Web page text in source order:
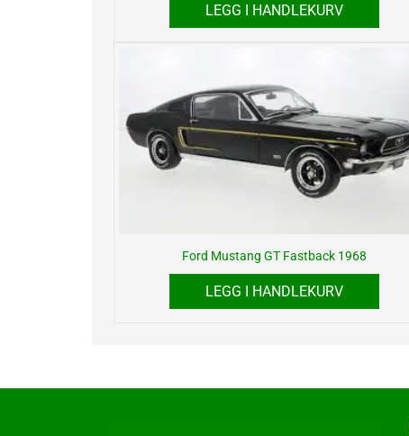
LEGG I HANDLEKURV
Ford Mustang GT Fastback 1968
LEGG I HANDLEKURV